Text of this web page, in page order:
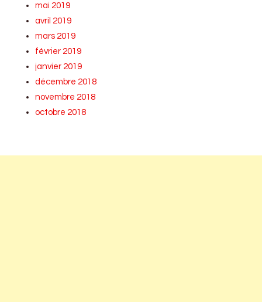
mai 2019
avril 2019
mars 2019
février 2019
janvier 2019
décembre 2018
novembre 2018
octobre 2018